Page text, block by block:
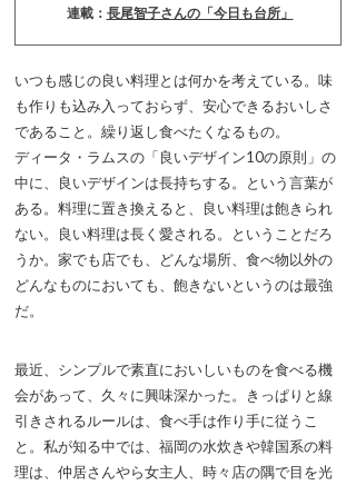
連載： 長尾智子さんの「今日も台所」
いつも感じの良い料理とは何かを考えている。味
も作りも込み入っておらず、安心できるおいしさ
であること。繰り返し食べたくなるもの。
ディータ・ラムスの「良いデザイン10の原則」の
中に、良いデザインは長持ちする。という言葉が
ある。料理に置き換えると、良い料理は飽きられ
ない。良い料理は長く愛される。ということだろ
うか。家でも店でも、どんな場所、食べ物以外の
どんなものにおいても、飽きないというのは最強
だ。
最近、シンプルで素直においしいものを食べる機
会があって、久々に興味深かった。きっぱりと線
引きされるルールは、食べ手は作り手に従うこ
と。私が知る中では、福岡の水炊きや韓国系の料
理は、仲居さんやら女主人、時々店の隅で目を光